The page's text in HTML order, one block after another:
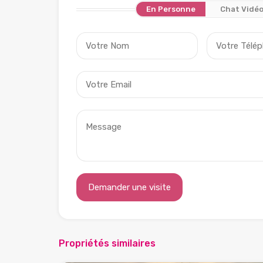
En Personne Chat Vidéo
Propriétés similaires